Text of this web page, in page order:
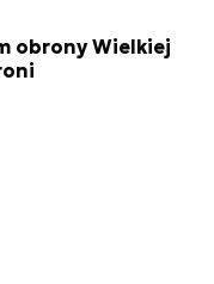
obrony Wielkiej